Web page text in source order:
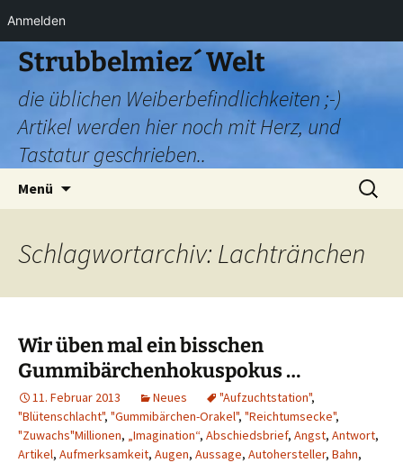
Anmelden
Zum
Inhalt
springen
Strubbelmiez´ Welt
die üblichen Weiberbefindlichkeiten ;-)
Artikel werden hier noch mit Herz, und
Tastatur geschrieben..
Menü
Suchen
nach:
Schlagwortarchiv: Lachtränchen
Wir üben mal ein bisschen
Gummibärchenhokuspokus …
11. Februar 2013 Neues "Aufzuchtstation",
"Blütenschlacht", "Gummibärchen-Orakel", "Reichtumsecke",
"Zuwachs"Millionen, „Imagination“, Abschiedsbrief, Angst, Antwort,
Artikel, Aufmerksamkeit, Augen, Aussage, Autohersteller, Bahn,